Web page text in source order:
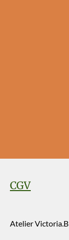
CGV
Atelier Victoria.B